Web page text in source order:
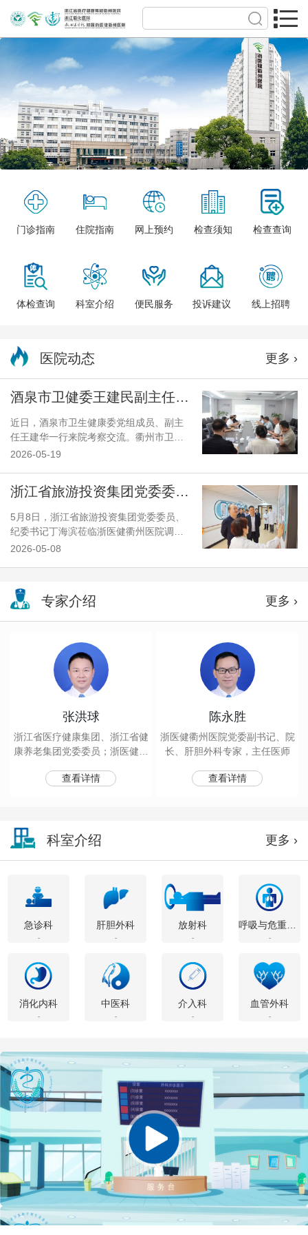
门诊指南 住院指南 网上预约 检查须知 检查查询
体检查询 科室介绍 便民服务 投诉建议 线上招聘
医院动态 更多 ›
酒泉市卫健委王建民副主任一行来院考察交流
近日，酒泉市卫生健康委党组成员、副主
任王建华一行来院考察交流。衢州市卫生
健康委党委委员、医政处处长王华清参加
作开展专项交流。浙医健衢州医院领导张
加座谈。
2026-05-19
浙江省旅游投资集团党委委员、纪委书记丁海滨调研浙医健衢州医院
5月8日，浙江省旅游投资集团党委委员、
纪委书记丁海滨莅临浙医健衢州医院调
研。驻集团公司纪检监察组副组长郑顺
2026-05-08
专家介绍 更多 ›
张洪球
浙江省医疗健康集团、浙江省健
康养老集团党委委员；浙医健衢
医学科、感染科专家；主任医师
查看详情
陈永胜
浙医健衢州医院党委副书记、院
长、肝胆外科专家，主任医师
查看详情
科室介绍 更多 ›
急诊科
-
肝胆外科
-
放射科
- -
消化内科
-
中医科
-
介入科
-
血管外科
-